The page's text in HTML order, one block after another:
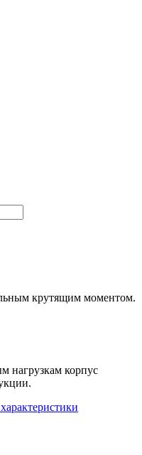
крутящим моментом.
нагрузкам корпус